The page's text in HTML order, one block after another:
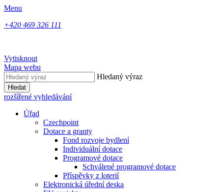
Menu
+420 469 326 111
Vytisknout
Mapa webu
Hledaný výraz
Hledat
rozšířené vyhledávání
Úřad
Czechpoint
Dotace a granty
Fond rozvoje bydlení
Individuální dotace
Programové dotace
Schválené programové dotace
Příspěvky z loterií
Elektronická úřední deska